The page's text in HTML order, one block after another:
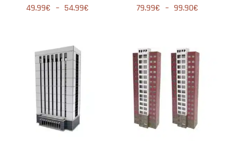
49.99€ – 54.99€ 79.99€ – 99.90€